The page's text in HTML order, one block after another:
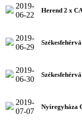
2019-
06-22
Herend 2 x
2019-
06-29
2019-
06-30
2019-
07-07
Nyíregyháza